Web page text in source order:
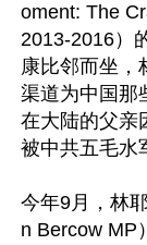
oment: The
2013-2016）
康比邻而坐，
渠道为中国那
在大陆的父亲
被中共五毛水
今年9月，林
n Bercow MP